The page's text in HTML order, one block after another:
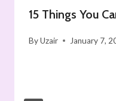
15 Things You
ByUzair January 7,